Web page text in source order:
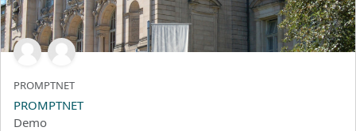
Kurzer Kursname
PROMPTNET
Kursname
PROMPTNET
Kursbereich
Demo